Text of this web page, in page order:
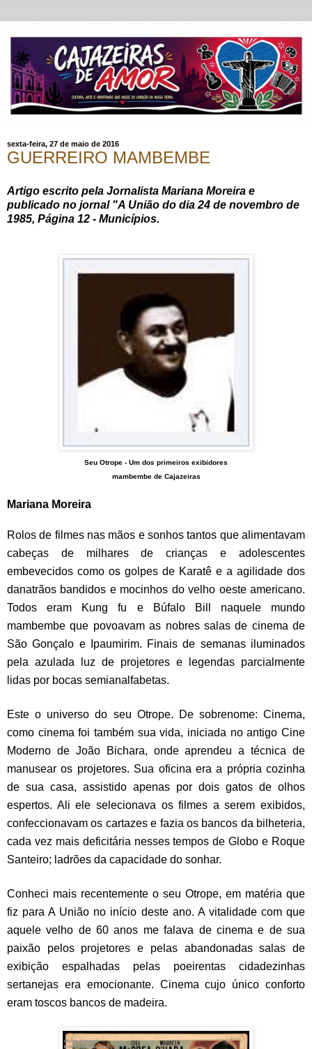
sexta-feira, 27 de maio de 2016
GUERREIRO MAMBEMBE
Artigo escrito pela Jornalista Mariana Moreira e
publicado no jornal "A União do dia 24 de novembro de
1985, Página 12 - Municípios.
Seu Otrope - Um dos primeiros exibidores
mambembe de Cajazeiras
Mariana Moreira
Rolos de filmes nas mãos e sonhos tantos que alimentavam
cabeças de milhares de crianças e adolescentes
embevecidos como os golpes de Karatê e a agilidade dos
danatrãos bandidos e mocinhos do velho oeste americano.
Todos eram Kung fu e Búfalo Bill naquele mundo
mambembe que povoavam as nobres salas de cinema de
São Gonçalo e Ipaumirim. Finais de semanas iluminados
pela azulada luz de projetores e legendas parcialmente
lidas por bocas semianalfabetas.
Este o universo do seu Otrope. De sobrenome: Cinema,
como cinema foi também sua vida, iniciada no antigo Cine
Moderno de João Bichara, onde aprendeu a técnica de
manusear os projetores. Sua oficina era a própria cozinha
de sua casa, assistido apenas por dois gatos de olhos
espertos. Ali ele selecionava os filmes a serem exibidos,
confeccionavam os cartazes e fazia os bancos da bilheteria,
cada vez mais deficitária nesses tempos de Globo e Roque
Santeiro; ladrões da capacidade do sonhar.
Conheci mais recentemente o seu Otrope, em matéria que
fiz para A União no início deste ano. A vitalidade com que
aquele velho de 60 anos me falava de cinema e de sua
paixão pelos projetores e pelas abandonadas salas de
exibição espalhadas pelas poeirentas cidadezinhas
sertanejas era emocionante. Cinema cujo único conforto
eram toscos bancos de madeira.